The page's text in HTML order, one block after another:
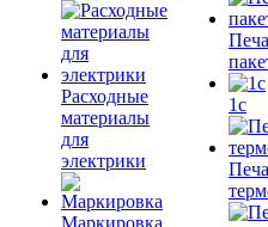
Расходные
материалы
для
электрики
Маркировка
1c